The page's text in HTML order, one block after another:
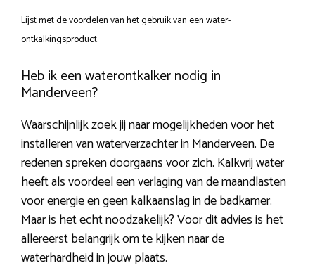
Lijst met de voordelen van het gebruik van een water-
ontkalkingsproduct.
Heb ik een waterontkalker nodig in
Manderveen?
Waarschijnlijk zoek jij naar mogelijkheden voor het
installeren van waterverzachter in Manderveen. De
redenen spreken doorgaans voor zich. Kalkvrij water
heeft als voordeel een verlaging van de maandlasten
voor energie en geen kalkaanslag in de badkamer.
Maar is het echt noodzakelijk? Voor dit advies is het
allereerst belangrijk om te kijken naar de
waterhardheid in jouw plaats.